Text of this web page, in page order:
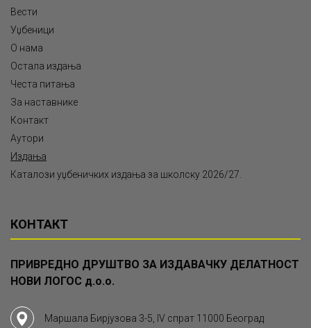
Вести
Уџбеници
О нама
Остала издања
Честа питања
За наставнике
Контакт
Аутори
Издања
Каталози уџбеничких издања за школску 2026/27.
КОНТАКТ
ПРИВРЕДНО ДРУШТВО ЗА ИЗДАВАЧКУ ДЕЛАТНОСТ
НОВИ ЛОГОС д.о.о.
Маршала Бирјузова 3-5, IV спрат 11000 Београд